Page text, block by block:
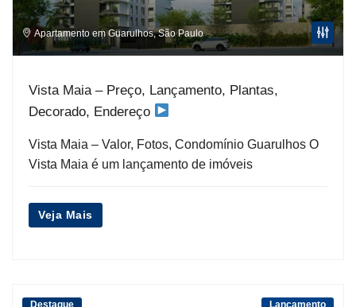
Apartamento em Guarulhos,São Paulo
Vista Maia – Preço, Lançamento, Plantas,
Decorado, Endereço
Vista Maia – Valor, Fotos, Condomínio Guarulhos O
Vista Maia é um lançamento de imóveis
Veja Mais
Destaque Lançamento